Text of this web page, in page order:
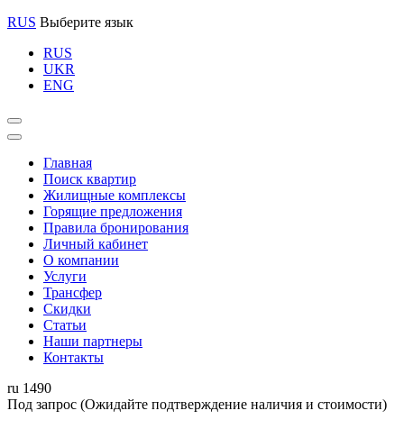
RUS Выберите язык
RUS
UKR
ENG
Главная
Поиск квартир
Жилищные комплексы
Горящие предложения
Правила бронирования
Личный кабинет
О компании
Услуги
Трансфер
Скидки
Статьи
Наши партнеры
Контакты
ru 1490
Под запрос (Ожидайте подтверждение наличия и стоимости)